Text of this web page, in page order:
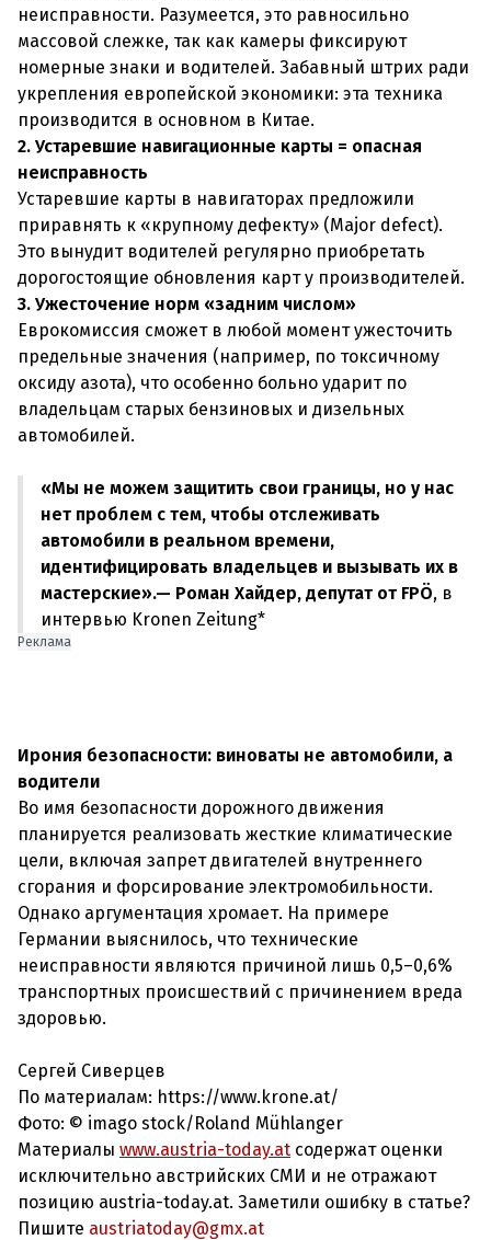
неисправности. Разумеется, это равносильно
массовой слежке, так как камеры фиксируют
номерные знаки и водителей. Забавный штрих ради
укрепления европейской экономики: эта техника
производится в основном в Китае.
2. Устаревшие навигационные карты = опасная
неисправность
Устаревшие карты в навигаторах предложили
приравнять к «крупному дефекту» (Major defect).
Это вынудит водителей регулярно приобретать
дорогостоящие обновления карт у производителей.
3. Ужесточение норм «задним числом»
Еврокомиссия сможет в любой момент ужесточить
предельные значения (например, по токсичному
оксиду азота), что особенно больно ударит по
владельцам старых бензиновых и дизельных
автомобилей.
«Мы не можем защитить свои границы, но у нас
нет проблем с тем, чтобы отслеживать
автомобили в реальном времени,
идентифицировать владельцев и вызывать их в
мастерские».— Роман Хайдер, депутат от FPÖ, в
интервью Kronen Zeitung*
Реклама
Ирония безопасности: виноваты не автомобили, а
водители
Во имя безопасности дорожного движения
планируется реализовать жесткие климатические
цели, включая запрет двигателей внутреннего
сгорания и форсирование электромобильности.
Однако аргументация хромает. На примере
Германии выяснилось, что технические
неисправности являются причиной лишь 0,5–0,6%
транспортных происшествий с причинением вреда
здоровью.
Сергей Сиверцев
По материалам: https://www.krone.at/
Фото: © imago stock/Roland Mühlanger
Материалы www.austria-today.at содержат оценки
исключительно австрийских СМИ и не отражают
позицию austria-today.at. Заметили ошибку в статье?
Пишите austriatoday@gmx.at